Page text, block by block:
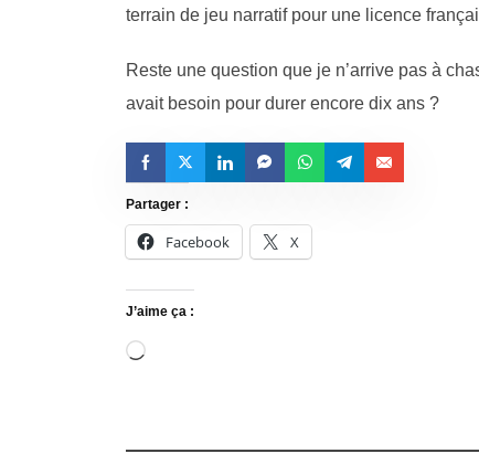
terrain de jeu narratif pour une licence
Reste une question que je n’arrive pas à
avait besoin pour durer encore dix ans ?
Partager :
Facebook X
J’aime ça :